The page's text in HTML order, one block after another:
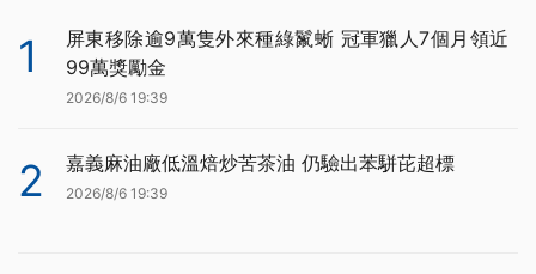
1
屏東移除逾9萬隻外來種綠鬣蜥 冠軍獵人7個月領近
99萬獎勵金
2026/8/6 19:39
2 嘉義麻油廠低溫焙炒苦茶油 仍驗出苯駢芘超標
2026/8/6 19:39